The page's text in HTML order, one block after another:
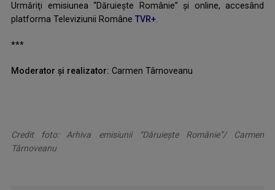
Urmăriţi emisiunea “Dăruieşte Românie” şi online, accesând
platforma Televiziunii Române TVR+.
***
Moderator şi realizator: Carmen Târnoveanu
Credit foto: Arhiva emisiunii “Dăruiește Românie”/ Carmen
Târnoveanu